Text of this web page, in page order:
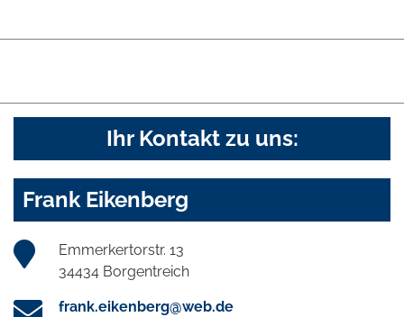
Ihr Kontakt zu uns:
Frank Eikenberg
Emmerkertorstr. 13
34434 Borgentreich
frank.eikenberg@web.de